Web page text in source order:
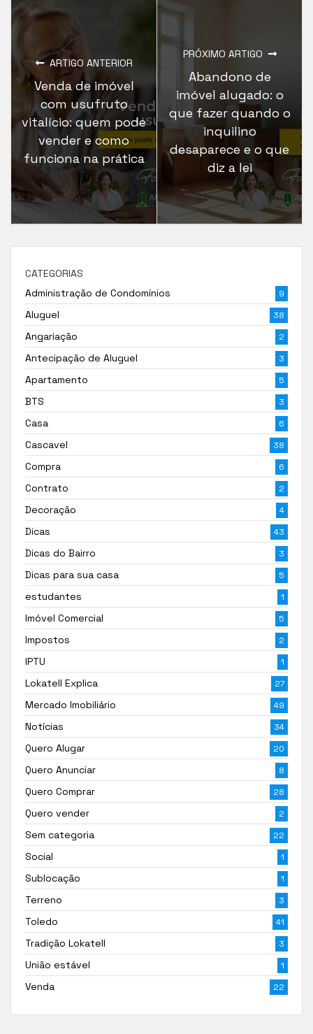
ARTIGO ANTERIOR
Venda de imóvel
com usufruto
vitalício: quem pode
vender e como
funciona na prática
PRÓXIMO ARTIGO
Abandono de
imóvel alugado: o
que fazer quando o
inquilino
desaparece e o que
diz a lei
CATEGORIAS
Administração de Condomínios
9
Aluguel 38
Angariação 2
Antecipação de Aluguel 3
Apartamento 5
BTS 3
Casa 6
Cascavel 38
Compra 6
Contrato 2
Decoração 4
Dicas 43
Dicas do Bairro 3
Dicas para sua casa 5
estudantes 1
Imóvel Comercial 5
Impostos 2
IPTU 1
Lokatell Explica 27
Mercado Imobiliário 49
Notícias 34
Quero Alugar 20
Quero Anunciar 8
Quero Comprar 28
Quero vender 2
Sem categoria 22
Social 1
Sublocação 1
Terreno 3
Toledo 41
Tradição Lokatell 3
União estável 1
Venda 22